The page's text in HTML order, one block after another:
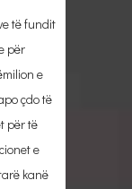
të fundit
për
e
çdo të
për të
e
kanë